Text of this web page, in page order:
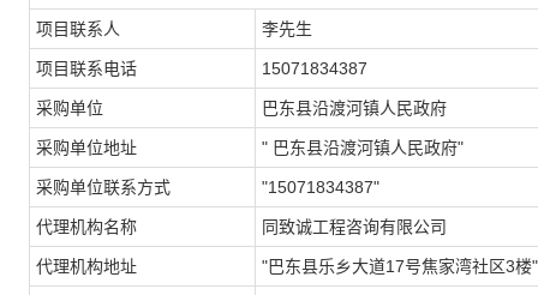
项目联系人 李先生
项目联系电话 15071834387
采购单位 巴东县沿渡河镇人民政府
采购单位地址 " 巴东县沿渡河镇人民政府"
采购单位联系方式 "15071834387"
代理机构名称 同致诚工程咨询有限公司
代理机构地址 "巴东县乐乡大道17号焦家湾社区3楼"